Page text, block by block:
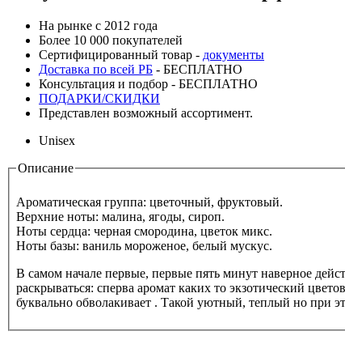
На рынке с 2012 года
Более 10 000 покупателей
Сертифицированный товар - документы
Доставка по всей РБ - БЕСПЛАТНО
Консультация и подбор - БЕСПЛАТНО
ПОДАРКИ/СКИДКИ
Представлен возможный ассортимент.
Unisex
Описание
Ароматическая группа: цветочный, фруктовый.
Верхние ноты: малина, ягоды, сироп.
Ноты сердца: черная смородина, цветок микс.
Ноты базы: ваниль мороженое, белый мускус.
В самом начале первые, первые пять минут наверное
раскрываться: сперва аромат каких то экзотический
буквально обволакивает . Такой уютный, теплый но при